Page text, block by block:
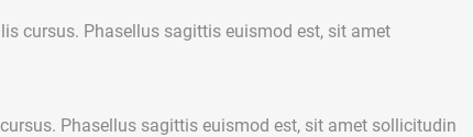
cursus. Phasellus sagittis euismod est, sit amet
Phasellus sagittis euismod est, sit amet sollicitudin